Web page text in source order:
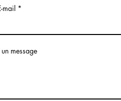
mail
message